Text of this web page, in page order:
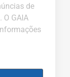
de
GAIA